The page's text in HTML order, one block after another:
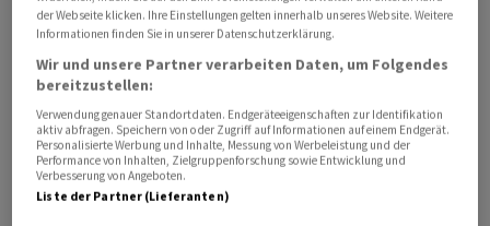
sich ein Streit um die Wirksamkeit der Streiks, die
fortgesetzt werden sollen. Lufthansa bekräftigte ihre
Ankündigung, dass auch am Freitag nach dem
Sonderflugplan mindestens die Hälfte der sonst
üblichen Flüge stattfinde. Von den Fernflügen sollten
sogar rund 60 Prozent stattfinden. Hier werden die
Flugzeuge häufig auch von Piloten geflogen, die bei der
der Webseite klicken. Ihre Einstellungen gelten innerhalb unseres Website. Weitere
Informationen finden Sie in unserer Datenschutzerklärung.
Wir und unsere Partner verarbeiten Daten, um Folgendes
bereitzustellen:
Verwendung genauer Standortdaten. Endgeräteeigenschaften zur Identifikation
aktiv abfragen. Speichern von oder Zugriff auf Informationen auf einem Endgerät.
Personalisierte Werbung und Inhalte, Messung von Werbeleistung und der
Performance von Inhalten, Zielgruppenforschung sowie Entwicklung und
Verbesserung von Angeboten.
Liste der Partner (Lieferanten)